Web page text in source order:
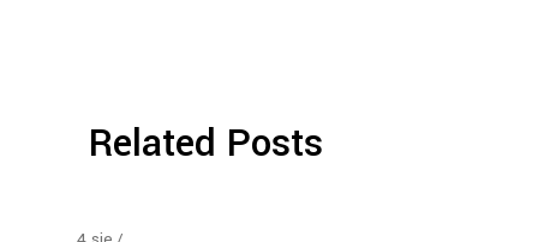
Related Posts